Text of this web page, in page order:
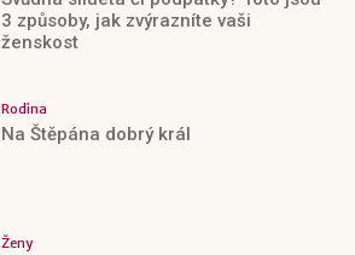
3 způsoby, jak zvýrazníte vaši
ženskost
Rodina
Na Štěpána dobrý král
Ženy